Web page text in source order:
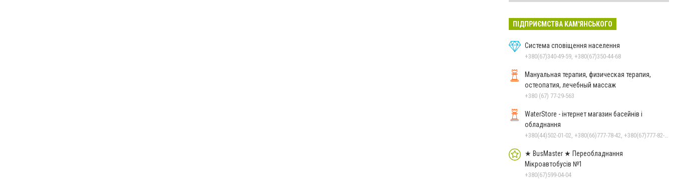
ПІДПРИЄМСТВА КАМ'ЯНСЬКОГО
Система сповіщення населення
+380(67)340-49-59, +380(67)350-44-68
Мануальная терапия, физическая терапия,
остеопатия, лечебный массаж
+380 (67) 77-29-563
WaterStore - інтернет магазин басейнів і
обладнання
★ BusMaster ★ Переобладнання
Мікроавтобусів №1
+380(67)599-04-04